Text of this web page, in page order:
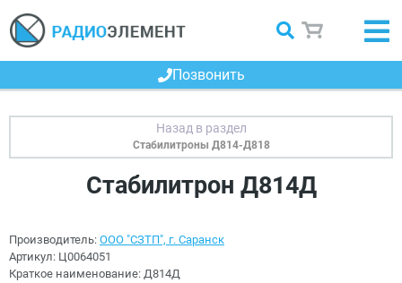
Позвонить
Стабилитроны Д814-Д818
Стабилитрон Д814Д
Производитель: ООО "СЗТП", г. Саранск
Артикул: Ц0064051
Краткое наименование: Д814Д